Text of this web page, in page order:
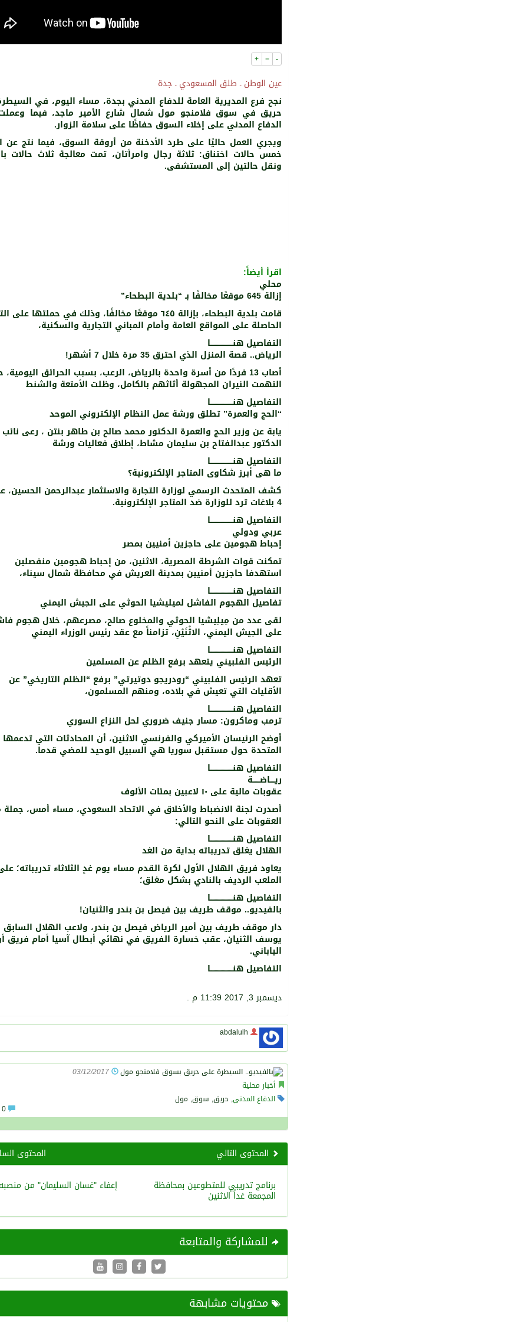
+ = -
عين الوطن ـ طلق المسعودي ـ جدة
نجح فرع المديرية العامة للدفاع المدني بجدة، مساء اليوم، في
حريق في سوق فلامنجو مول شمال شارع الأمير ماجد، فيما
الدفاع المدني على إخلاء السوق حفاظًا على سلامة الزوار.
ويجري العمل حاليًا على طرد الأدخنة من أروقة السوق، فيما نتج عن
خمس حالات اختناق: ثلاثة رجال وامرأتان، تمت معالجة ثلاث حالات
ونقل حالتين إلى المستشفى.
اقرأ أيضاً:
محلي
إزالة 645 موقعًا مخالفًا بـ “بلدية البطحاء”
قامت بلدية البطحاء، بإزالة ٦٤٥ موقعًا مخالفًا، وذلك في حملتها
الحاصلة على المواقع العامة وأمام المباني التجارية والسكنية،
التفاصيل هنـــــــــــــــــــا
الرياض.. قصة المنزل الذي احترق 35 مرة خلال 7 أشهر!
أصاب 13 فردًا من أسرة واحدة بالرياض، الرعب، بسبب الحرائق
التهمت النيران المجهولة أثاثهم بالكامل، وظلت الأمتعة والشنط
التفاصيل هنـــــــــــــــــــا
“الحج والعمرة” تطلق ورشة عمل النظام الإلكتروني الموحد
يابة عن وزير الحج والعمرة الدكتور محمد صالح بن طاهر بنتن ، رعى نائب
الدكتور عبدالفتاح بن سليمان مشاط، إطلاق فعاليات ورشة
التفاصيل هنـــــــــــــــــــا
ما هى أبرز شكاوى المتاجر الإلكترونية؟
4 بلاغات ترد للوزارة ضد المتاجر الإلكترونية.
التفاصيل هنـــــــــــــــــــا
عربي ودولي
إحباط هجومين على حاجزين أمنيين بمصر
تمكنت قوات الشرطة المصرية، الاثنين، من إحباط هجومين منفصلين
استهدفا حاجزين أمنيين بمدينة العريش في محافظة شمال سيناء،
التفاصيل هنـــــــــــــــــــا
تفاصيل الهجوم الفاشل لميليشيا الحوثي على الجيش اليمني
لقى عدد من مِيلِيشيا الحوثي والمخلوع صالح، مصرعهم، خلال هجوم
على الجيش اليمني، الاثْنَيْنِ، تزامناً مع عقد رئيس الوزراء اليمني
التفاصيل هنـــــــــــــــــــا
الرئيس الفلبيني يتعهد برفع الظلم عن المسلمين
تعهد الرئيس الفلبيني “رودريجو دوتيرتي” برفع “الظلم التاريخي” عن
الأقليات التي تعيش في بلاده، ومنهم المسلمون،
التفاصيل هنـــــــــــــــــــا
ترمب وماكرون: مسار جنيف ضروري لحل النزاع السوري
أوضح الرئيسان الأميركي والفرنسي الاثنين، أن المحادثات التي تدعمها
المتحدة حول مستقبل سوريا هي السبيل الوحيد للمضي قدما.
التفاصيل هنـــــــــــــــــــا
ريــــاضــــــة
عقوبات مالية على ١٠ لاعبين بمئات الألوف
أصدرت لجنة الانضباط والأخلاق في الاتحاد السعودي، مساء أمس،
العقوبات على النحو التالي:
التفاصيل هنـــــــــــــــــــا
الهلال يغلق تدريباته بداية من الغد
يعاود فريق ⁧الهلال⁩ الأول لكرة القدم مساء يوم غدٍ الثلاثاء تدريباته؛
الملعب الرديف بالنادي بشكل مغلق؛
التفاصيل هنـــــــــــــــــــا
بالفيديو.. موقف طريف بين فيصل بن بندر والثنيان!
دار موقف طريف بين أمير الرياض فيصل بن بندر، ولاعب الهلال السابق
يوسف الثنيان، عقب خسارة الفريق في نهائي أبطال آسيا أمام فريق
الياباني.
التفاصيل هنـــــــــــــــــــا
ديسمبر 3, 2017 11:39 م .
03/12/2017
أخبار محلية
الدفاع المدني, حريق, سوق, مول
المحتوى
المحتوى التالي
إعفاء "غسان السليمان" من منصبه
برنامج تدريبي للمتطوعين بمحافظة
المجمعة غداً الاثنين
للمشاركة والمتابعة
محتويات مشابهة